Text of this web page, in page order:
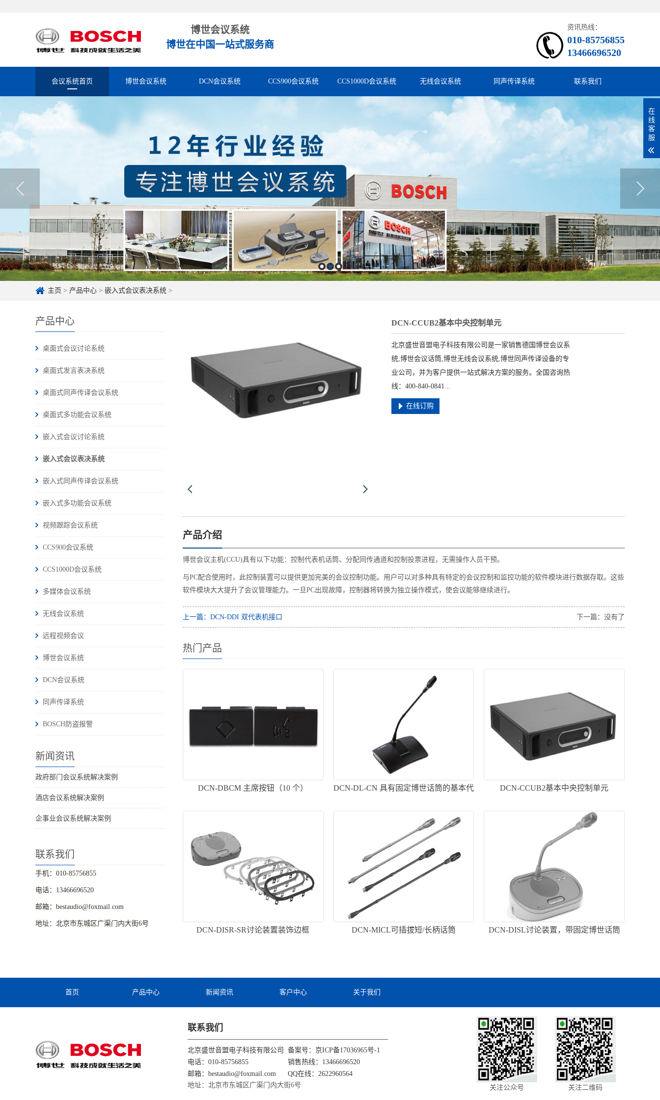
博世会议系统
博世在中国一站式服务商
资讯热线：
010-85756855
13466696520
会议系统首页 博世会议系统 DCN会议系统 CCS900会议系统 CCS1000D会议系统 无线会议系统 同声传译系统 联系我们
主页 > 产品中心 > 嵌入式会议表决系统 >
产品中心
桌面式会议讨论系统
桌面式发言表决系统
桌面式同声传译会议系统
桌面式多功能会议系统
嵌入式会议讨论系统
嵌入式会议表决系统
嵌入式同声传译会议系统
嵌入式多功能会议系统
视频跟踪会议系统
CCS900会议系统
CCS1000D会议系统
多媒体会议系统
无线会议系统
远程视频会议
博世会议系统
DCN会议系统
同声传译系统
BOSCH防盗报警
新闻资讯
政府部门会议系统解决案例
酒店会议系统解决案例
企事业会议系统解决案例
联系我们
手机：010-85756855
电话：13466696520
邮箱：bestaudio@foxmail.com
地址：北京市东城区广渠门内大街6号
DCN-CCUB2基本中央控制单元
北京盛世音盟电子科技有限公司是一家销售德国博世会议系
统,博世会议话筒,博世无线会议系统,博世同声传译设备的专
业公司，并为客户提供一站式解决方案的服务。全国咨询热
线：400-840-0841...
在线订购
产品介绍
博世会议主机(CCU)具有以下功能：控制代表机话筒、分配同传通道和控制投票进程，无需操作人员干预。
与PC配合使用时，此控制装置可以提供更加完美的会议控制功能。用户可以对多种具有特定的会议控制和监控功能的软件模块进行数据存取。这些
软件模块大大提升了会议管理能力。一旦PC出现故障，控制器将转换为独立操作模式，使会议能够继续进行。
上一篇：DCN-DDI 双代表机接口 下一篇：没有了
热门产品
DCN-DBCM 主席按钮（10 个）
DCN-DL-CN 具有固定博世话筒的基本代
DCN-CCUB2基本中央控制单元
DCN-DISR-SR讨论装置装饰边框 DCN-MICL可插拔短/长柄话筒 DCN-DISL讨论装置，带固定博世话筒
首页 产品中心 新闻资讯 客户中心 关于我们
联系我们
北京盛世音盟电子科技有限公司 备案号： 京ICP备17036965号-1
电话：010-85756855
销售热线：13466696520
邮箱：bestaudio@foxmail.com
QQ在线：2622960564
地址：北京市东城区广渠门内大街6号
关注公众号 关注二维码
在
线
客
服